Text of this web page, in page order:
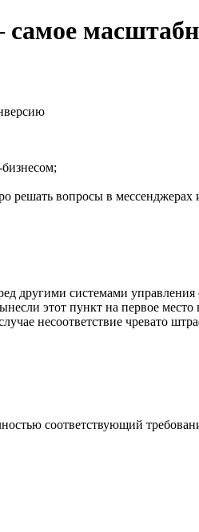
решать вопросы в мессенджерах
другими системами
этот пункт на первое
несоответствие чревато
соответствующий